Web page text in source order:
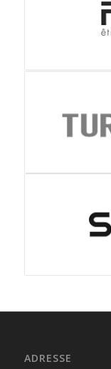
ADRESSE